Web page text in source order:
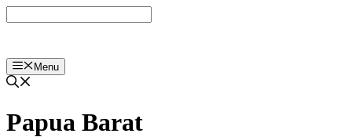
ke
Menu
Papua Barat